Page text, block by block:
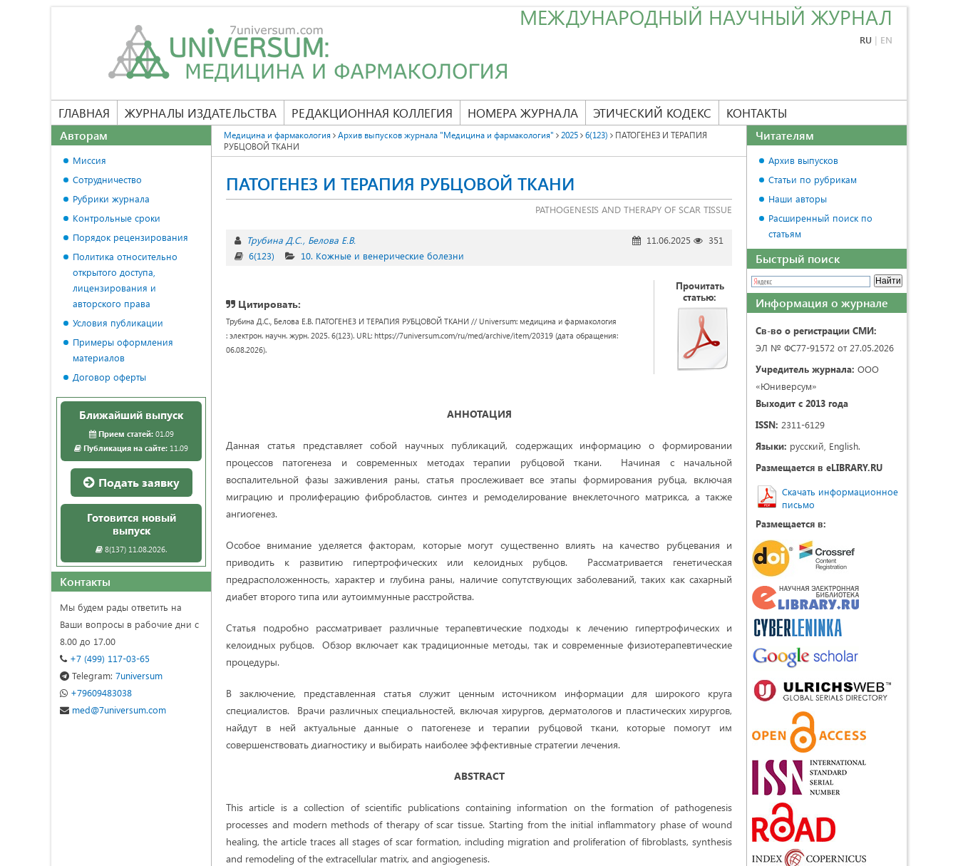
МЕЖДУНАРОДНЫЙ НАУЧНЫЙ ЖУРНАЛ
RU | EN
ГЛАВНАЯ ЖУРНАЛЫ ИЗДАТЕЛЬСТВА РЕДАКЦИОННАЯ КОЛЛЕГИЯ НОМЕРА ЖУРНАЛА ЭТИЧЕСКИЙ КОДЕКС КОНТАКТЫ
Медицина и фармакология Архив выпусков журнала "Медицина и фармакология" 2025 6(123)
ПАТОГЕНЕЗ И ТЕРАПИЯ
РУБЦОВОЙ ТКАНИ
ПАТОГЕНЕЗ И ТЕРАПИЯ РУБЦОВОЙ ТКАНИ
PATHOGENESIS AND THERAPY OF SCAR TISSUE
Трубина Д.С. Белова Е.В. 11.06.2025
351
6(123)
10. Кожные и венерические болезни
Цитировать:
Трубина Д.С., Белова Е.В. ПАТОГЕНЕЗ И ТЕРАПИЯ РУБЦОВОЙ ТКАНИ // Universum: медицина и фармакология
: электрон. научн. журн. 2025. 6(123). URL: https://7universum.com/ru/med/archive/item/20319 (дата обращения:
06.08.2026).
Прочитать
статью:
АННОТАЦИЯ
Данная статья представляет собой научных публикаций, содержащих информацию о формировании
процессов патогенеза и современных методах терапии рубцовой ткани. Начиная с начальной
воспалительной фазы заживления раны, статья прослеживает все этапы формирования рубца, включая
миграцию и пролиферацию фибробластов, синтез и ремоделирование внеклеточного матрикса, а также
ангиогенез.
Особое внимание уделяется факторам, которые могут существенно влиять на качество рубцевания и
приводить к развитию гипертрофических или келоидных рубцов. Рассматривается генетическая
предрасположенность, характер и глубина раны, наличие сопутствующих заболеваний, таких как сахарный
диабет второго типа или аутоиммунные расстройства.
Статья подробно рассматривает различные терапевтические подходы к лечению гипертрофических и
келоидных рубцов. Обзор включает как традиционные методы, так и современные физиотерапевтические
процедуры.
В заключение, представленная статья служит ценным источником информации для широкого круга
специалистов. Врачи различных специальностей, включая хирургов, дерматологов и пластических хирургов,
найдут в ней актуальные данные о патогенезе и терапии рубцовой ткани, которые помогут им
совершенствовать диагностику и выбирать наиболее эффективные стратегии лечения.
ABSTRACT
This article is a collection of scientific publications containing information on the formation of pathogenesis
processes and modern methods of therapy of scar tissue. Starting from the initial inflammatory phase of wound
healing, the article traces all stages of scar formation, including migration and proliferation of fibroblasts, synthesis
and remodeling of the extracellular matrix, and angiogenesis.
Авторам
Миссия
Сотрудничество
Рубрики журнала
Контрольные сроки
Порядок рецензирования
Политика относительно
открытого доступа,
лицензирования и
авторского права
Условия публикации
Примеры оформления
материалов
Договор оферты
Ближайший выпуск
Прием статей:01.09
Публикация на сайте: 11.09
Подать заявку
Готовится новый
выпуск
8(137) 11.08.2026.
Контакты
Мы будем рады ответить на
Ваши вопросы в рабочие дни с
8.00 до 17.00
+7 (499) 117-03-65
Telegram: 7universum
+79609483038
med@7universum.com
Читателям
Архив выпусков
Статьи по рубрикам
Наши авторы
Расширенный поиск по
статьям
Быстрый поиск
Информация о журнале
Св-во о регистрации СМИ:
ЭЛ № ФС77-91572 от 27.05.2026
Учредитель журнала: ООО
«Юниверсум»
Выходит с 2013 года
ISSN: 2311-6129
Языки: русский, English.
Размещается в eLIBRARY.RU
Скачать информационное
письмо
Размещается в: